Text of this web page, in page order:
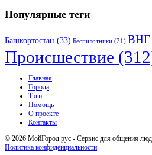
Популярные теги
Башкортостан (33) Беспилотники (21) ВНГ
Происшествие
Исследовать
Главная
Города
Тэги
Помощь
О проекте
Контакты
© 2026 МойГород.рус - Cервис для общения
Политика конфиденциальности